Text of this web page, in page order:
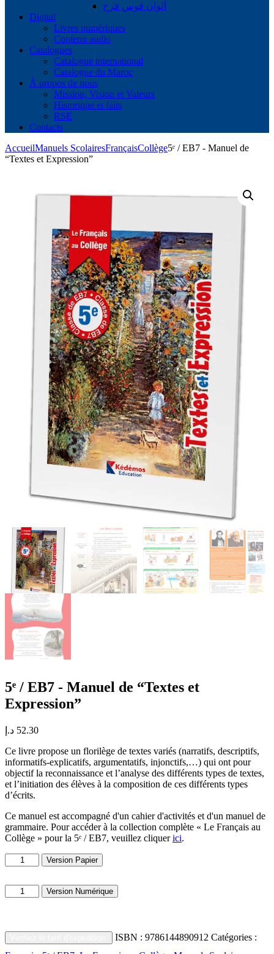
ألوان قوس قزح
Digital
Livres numériques
Contenu audio
Catalogues
Catalogue international
Catalogue du Maroc
À propos de nous
Mission, Vision et Valeurs
Historique et faits
RSE
Contacts
AccueilManuels ScolairesFrançaisCollège5ᵉ / EB7 - Manuel de
“Textes et Expression”
5ᵉ / EB7 - Manuel de “Textes et
Expression”
52.30 د.إ
Ce livre propose un florilège de textes variés (narratifs, descriptifs,
informatifs-explicatifs, argumentatifs, injonctifs,…) qui ont pour
objectif la reconnaissance et l’analyse des différents types de textes,
et l’initiation des élèves à la composition de ces différents types
d’écrits.
Ce manuel est accompagné d'un cahier d'activités et d'un manuel de
grammaire. Pour accéder à la collection complète « Le Français au
Collège » pour la 5ᵉ / EB7, veuillez cliquerici.
quantité
de
Expression”
Textbook
Version Papier
quantité
de
-
“Textes
Version Numérique
ISBN : 9786144890912 Catégories :